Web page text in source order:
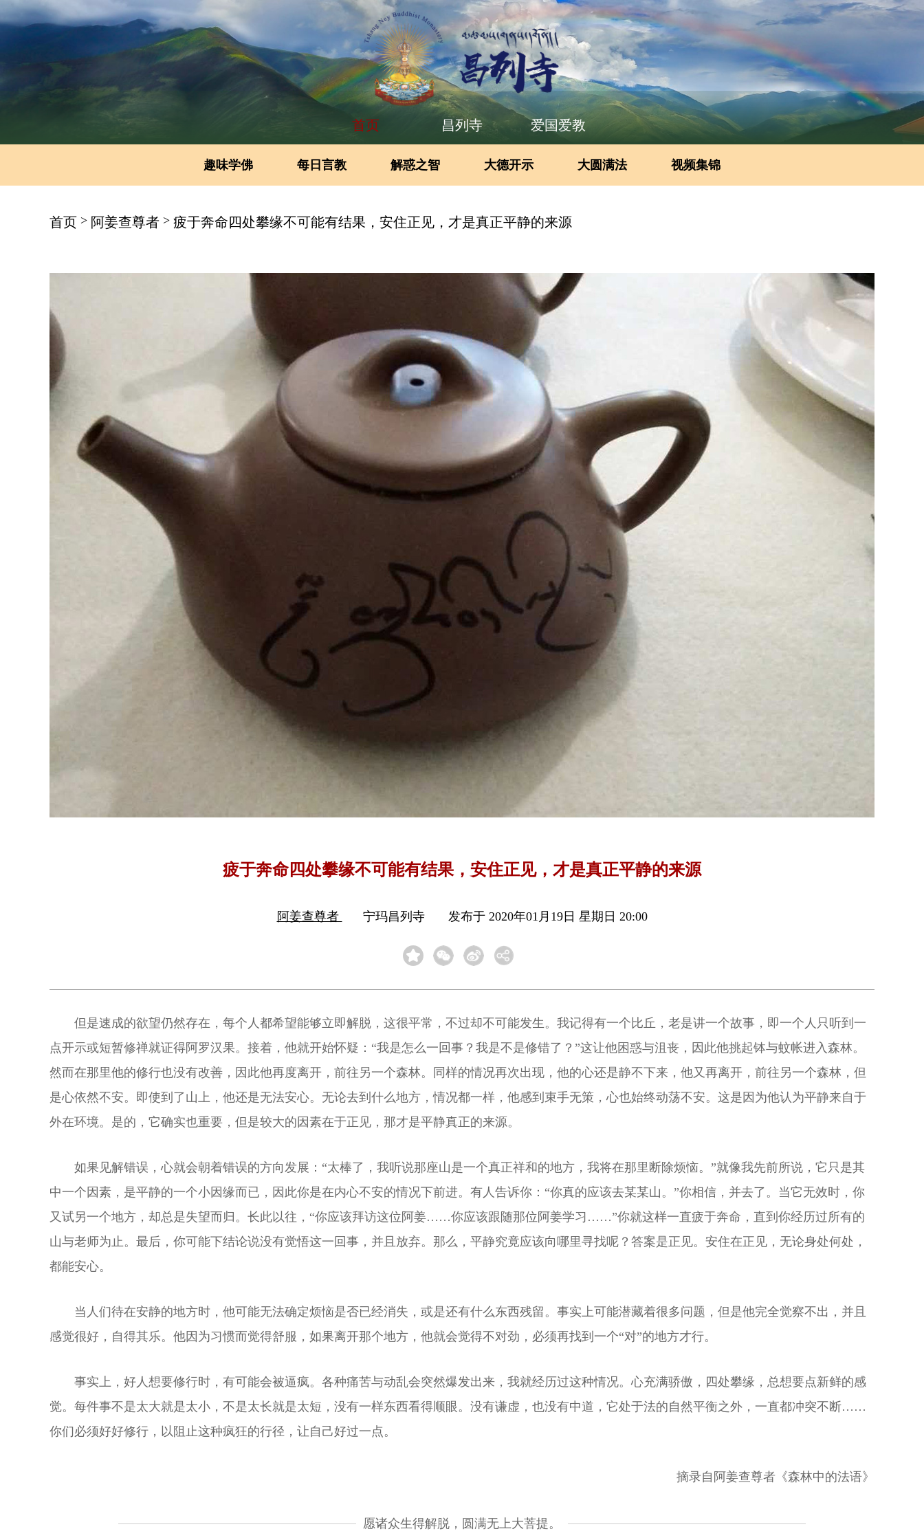
首页 昌列寺 爱国爱教
趣味学佛 每日言教 解惑之智 大德开示 大圆满法 视频集锦
首页 > 阿姜查尊者 > 疲于奔命四处攀缘不可能有结果，安住正见，才是真正平静的来源
疲于奔命四处攀缘不可能有结果，安住正见，才是真正平静的来源
阿姜查尊者 宁玛昌列寺 发布于 2020年01月19日 星期日 20:00
但是速成的欲望仍然存在，每个人都希望能够立即解脱，这很平常，不过却不可能发生。我记得有一个比丘，老是讲一个故事，即一个人只听到一
点开示或短暂修禅就证得阿罗汉果。接着，他就开始怀疑：“我是怎么一回事？我是不是修错了？”这让他困惑与沮丧，因此他挑起钵与蚊帐进入森林。
然而在那里他的修行也没有改善，因此他再度离开，前往另一个森林。同样的情况再次出现，他的心还是静不下来，他又再离开，前往另一个森林，但
是心依然不安。即使到了山上，他还是无法安心。无论去到什么地方，情况都一样，他感到束手无策，心也始终动荡不安。这是因为他认为平静来自于
外在环境。是的，它确实也重要，但是较大的因素在于正见，那才是平静真正的来源。
如果见解错误，心就会朝着错误的方向发展：“太棒了，我听说那座山是一个真正祥和的地方，我将在那里断除烦恼。”就像我先前所说，它只是其
中一个因素，是平静的一个小因缘而已，因此你是在内心不安的情况下前进。有人告诉你：“你真的应该去某某山。”你相信，并去了。当它无效时，你
又试另一个地方，却总是失望而归。长此以往，“你应该拜访这位阿姜……你应该跟随那位阿姜学习……”你就这样一直疲于奔命，直到你经历过所有的
山与老师为止。最后，你可能下结论说没有觉悟这一回事，并且放弃。那么，平静究竟应该向哪里寻找呢？答案是正见。安住在正见，无论身处何处，
都能安心。
当人们待在安静的地方时，他可能无法确定烦恼是否已经消失，或是还有什么东西残留。事实上可能潜藏着很多问题，但是他完全觉察不出，并且
感觉很好，自得其乐。他因为习惯而觉得舒服，如果离开那个地方，他就会觉得不对劲，必须再找到一个“对”的地方才行。
事实上，好人想要修行时，有可能会被逼疯。各种痛苦与动乱会突然爆发出来，我就经历过这种情况。心充满骄傲，四处攀缘，总想要点新鲜的感
觉。每件事不是太大就是太小，不是太长就是太短，没有一样东西看得顺眼。没有谦虚，也没有中道，它处于法的自然平衡之外，一直都冲突不断……
你们必须好好修行，以阻止这种疯狂的行径，让自己好过一点。
摘录自阿姜查尊者《森林中的法语》
愿诸众生得解脱，圆满无上大菩提。